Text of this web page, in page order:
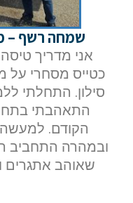
שמחה רשף –
כטייס מסחרי על
התאהבתי
הקודם.
ובמהרה התחביב
שאוהב אתגרים